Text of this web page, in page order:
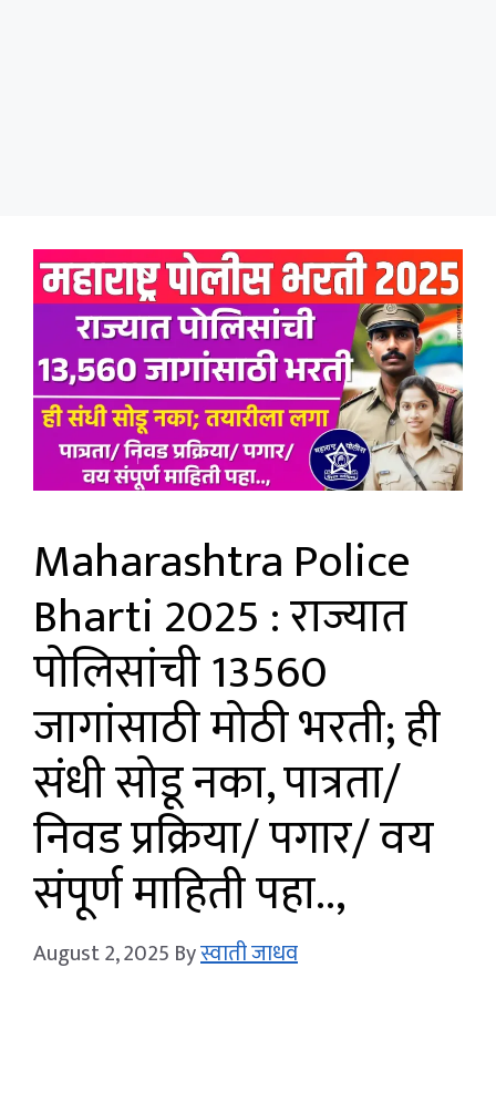
Maharashtra Police
Bharti 2025 : राज्यात
पोलिसांची 13560
जागांसाठी मोठी भरती; ही
संधी सोडू नका, पात्रता/
निवड प्रक्रिया/ पगार/ वय
संपूर्ण माहिती पहा..,
August 2, 2025 Byस्वाती जाधव